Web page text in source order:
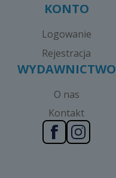
KONTO
Logowanie
Rejestracja
WYDAWNICTWO
O nas
Kontakt